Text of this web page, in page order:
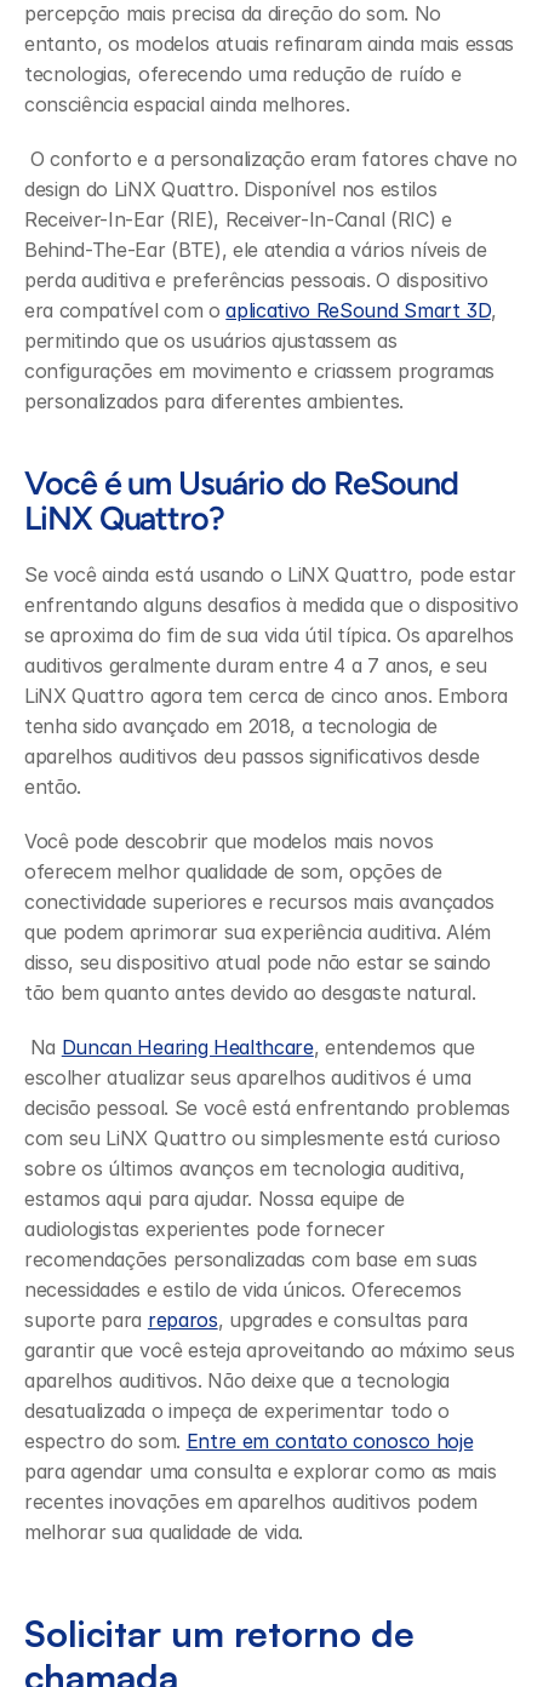
percepção mais precisa da direção do som. No
entanto, os modelos atuais refinaram ainda mais essas
tecnologias, oferecendo uma redução de ruído e
consciência espacial ainda melhores.
design do LiNX Quattro. Disponível nos estilos
Receiver-In-Ear (RIE), Receiver-In-Canal (RIC) e
Behind-The-Ear (BTE), ele atendia a vários níveis de
perda auditiva e preferências pessoais. O dispositivo
era compatível com o aplicativo ReSound Smart 3D,
permitindo que os usuários ajustassem as
configurações em movimento e criassem programas
personalizados para diferentes ambientes.
Você é um Usuário do ReSound
LiNX Quattro?
Se você ainda está usando o LiNX Quattro, pode estar
enfrentando alguns desafios à medida que o dispositivo
se aproxima do fim de sua vida útil típica. Os aparelhos
auditivos geralmente duram entre 4 a 7 anos, e seu
LiNX Quattro agora tem cerca de cinco anos. Embora
tenha sido avançado em 2018, a tecnologia de
aparelhos auditivos deu passos significativos desde
então.
Você pode descobrir que modelos mais novos
oferecem melhor qualidade de som, opções de
conectividade superiores e recursos mais avançados
que podem aprimorar sua experiência auditiva. Além
disso, seu dispositivo atual pode não estar se saindo
tão bem quanto antes devido ao desgaste natural.
Na Duncan Hearing Healthcare, entendemos que
escolher atualizar seus aparelhos auditivos é uma
decisão pessoal. Se você está enfrentando problemas
com seu LiNX Quattro ou simplesmente está curioso
sobre os últimos avanços em tecnologia auditiva,
estamos aqui para ajudar. Nossa equipe de
audiologistas experientes pode fornecer
recomendações personalizadas com base em suas
necessidades e estilo de vida únicos. Oferecemos
suporte para reparos, upgrades e consultas para
garantir que você esteja aproveitando ao máximo seus
aparelhos auditivos. Não deixe que a tecnologia
desatualizada o impeça de experimentar todo o
espectro do som. Entre em contato conosco hoje
para agendar uma consulta e explorar como as mais
recentes inovações em aparelhos auditivos podem
melhorar sua qualidade de vida.
Solicitar um retorno de
chamada